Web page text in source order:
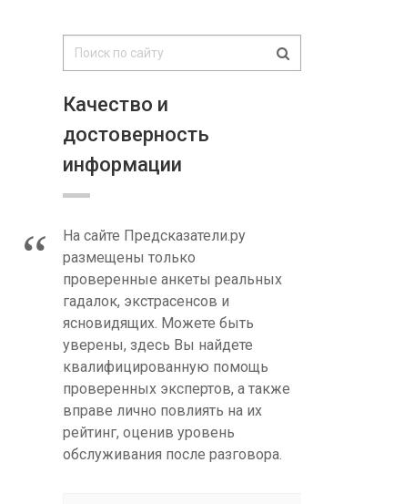
Качество и
достоверность
информации
На сайте Предсказатели.ру
размещены только
проверенные анкеты реальных
гадалок, экстрасенсов и
ясновидящих. Можете быть
уверены, здесь Вы найдете
квалифицированную помощь
проверенных экспертов, а также
вправе лично повлиять на их
рейтинг, оценив уровень
обслуживания после разговора.